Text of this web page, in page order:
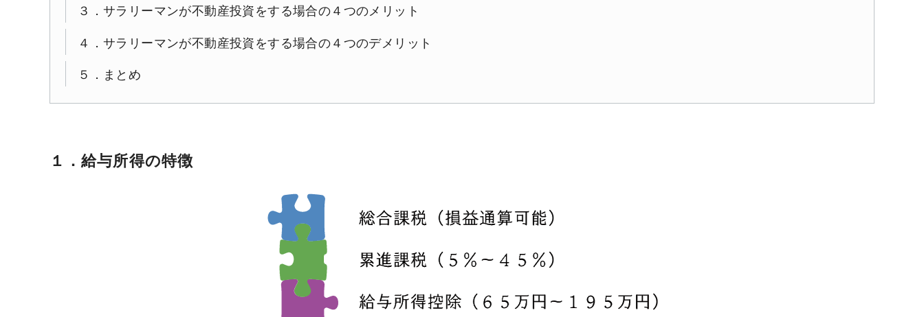
３．サラリーマンが不動産投資をする場合の４つのメリット
４．サラリーマンが不動産投資をする場合の４つのデメリット
５．まとめ
１．給与所得の特徴